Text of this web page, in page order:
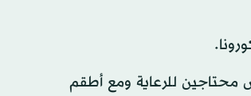
محتاجين للرعاية ومع أطقم